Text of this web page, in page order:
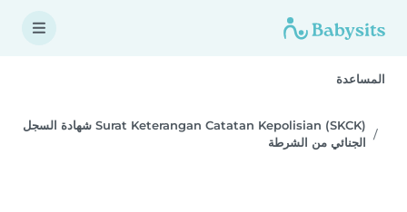
المساعدة
Surat Keterangan Catatan Kepolisian (SKCK) شهادة السجل
الجنائي من الشرطة